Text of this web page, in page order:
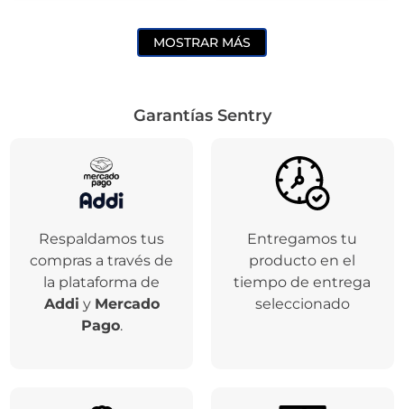
MOSTRAR MÁS
Garantías Sentry
Respaldamos tus
compras a través de
la plataforma de
Addi y Mercado
Pago.
Entregamos tu
producto en el
tiempo de entrega
seleccionado